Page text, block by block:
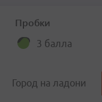
Пробки
3 балла
Город на ладони